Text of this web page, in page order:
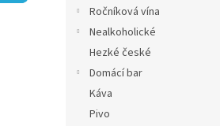
Ročníková vína
Nealkoholické
Hezké české
Domácí bar
Káva
Pivo